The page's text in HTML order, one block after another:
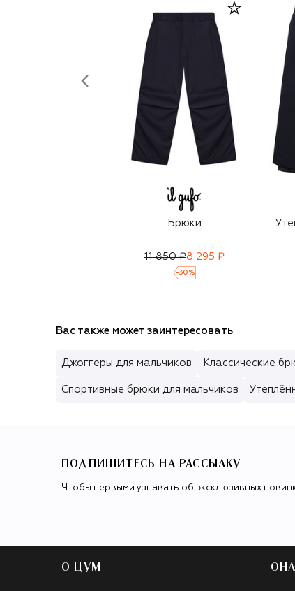
Брюки
11 850 ₽8 295 ₽
-30 %
Вас также может заинтересовать
Джоггеры для мальчиков Классические
Спортивные брюки для мальчиков
ПОДПИШИТЕСЬ НА РАССЫЛКУ
Чтобы первыми узнавать об эксклюзивных
О ЦУМ